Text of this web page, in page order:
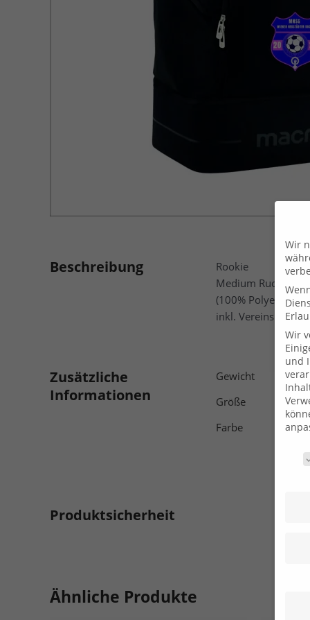
Beschreibung
Rookie
Medium Rucksack
(100% Polyester)
inkl. Vereinslogo
Zusätzliche
Informationen
Gewicht
Größe
Farbe
Produktsicherheit
Ähnliche Produkte
Wir
Wir
und